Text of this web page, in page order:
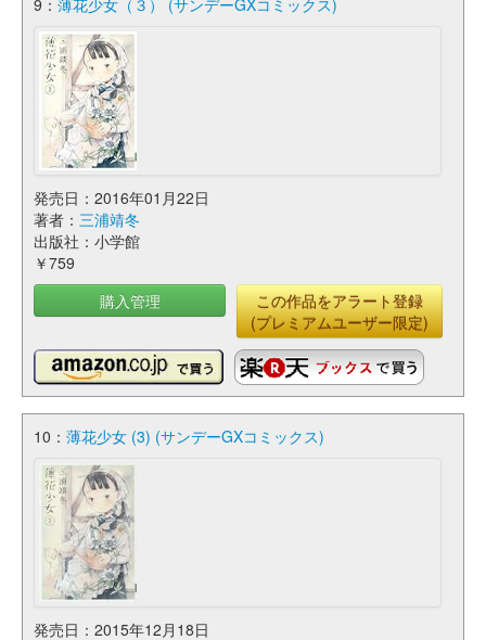
9： 薄花少女（３） (サンデーGXコミックス)
発売日：2016年01月22日
著者： 三浦靖冬
出版社：小学館
￥759
購入管理
この作品をアラート登録
(プレミアムユーザー限定)
10： 薄花少女 (3) (サンデーGXコミックス)
発売日：2015年12月18日